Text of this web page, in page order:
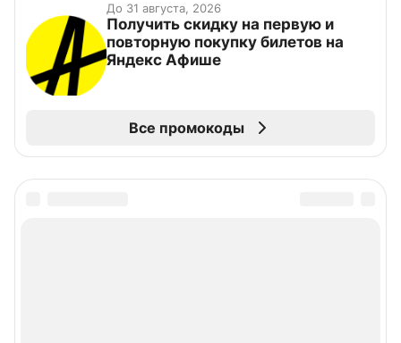
До 31 августа, 2026
Получить скидку на первую и
повторную покупку билетов на
Яндекс Афише
Все промокоды